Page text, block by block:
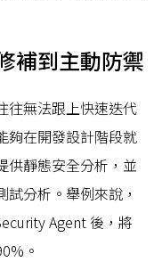
補到主動防禦
往無法跟上快速迭代
夠在開發設計階段就
供靜態安全分析，並
分析。舉例來說，
Agent 後，將
。